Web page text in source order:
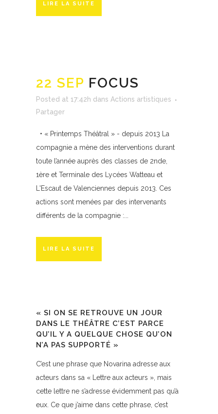
LIRE LA SUITE
22 SEP FOCUS
Posted at 17:42h dans Actions artistiques
Partager
• « Printemps Théâtral » - depuis 2013 La
compagnie a mène des interventions durant
toute l’année auprès des classes de 2nde,
1ère et Terminale des Lycées Watteau et
L'Escaut de Valenciennes depuis 2013. Ces
actions sont menées par des intervenants
différents de la compagnie :...
LIRE LA SUITE
« SI ON SE RETROUVE UN JOUR
DANS LE THÉÂTRE C’EST PARCE
QU’IL Y A QUELQUE CHOSE QU’ON
N’A PAS SUPPORTÉ »
C’est une phrase que Novarina adresse aux
acteurs dans sa « Lettre aux acteurs », mais
cette lettre ne s’adresse évidemment pas qu’à
eux. Ce que j’aime dans cette phrase, c’est